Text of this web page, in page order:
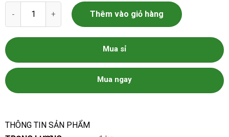
Đu đủ số lượng
Thêm vào giỏ hàng
Mua sỉ
Mua ngay
THÔNG TIN SẢN PHẨM